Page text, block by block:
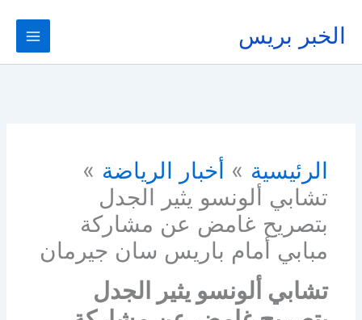
المحتوى
الخبر بريس
الرئيسية
أخبار الرياضة
تشابي ألونسو يثير الجدل
بتصريح غامض عن مشاركة
مبابي أمام باريس سان جيرمان
تشابي ألونسو يثير الجدل